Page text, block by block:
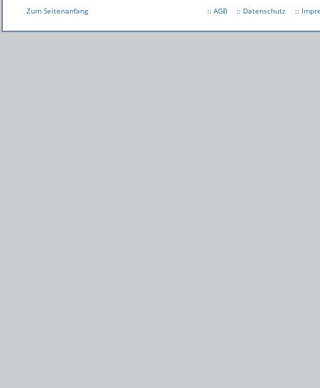
Zum Seitenanfang :: AGB :: Datenschutz ::